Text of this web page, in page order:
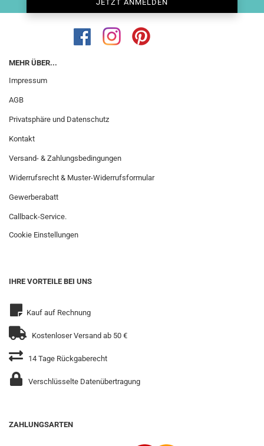
MEHR ÜBER...
Impressum
AGB
Privatsphäre und Datenschutz
Kontakt
Versand- & Zahlungsbedingungen
Widerrufsrecht & Muster-Widerrufsformular
Gewerberabatt
Callback-Service.
Cookie Einstellungen
IHRE VORTEILE BEI UNS
Kauf auf Rechnung
Kostenloser Versand ab 50 €
14 Tage Rückgaberecht
Verschlüsselte Datenübertragung
ZAHLUNGSARTEN